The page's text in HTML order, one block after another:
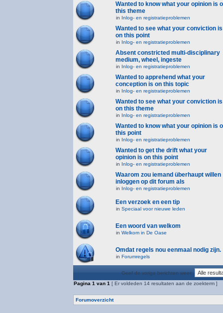
Wanted to know what your opinion is
this theme
in Inlog- en registratieproblemen
Wanted to see what your conviction is
on this point
in Inlog- en registratieproblemen
Absent constricted multi-disciplinary
medium, wheel, ingeste
in Inlog- en registratieproblemen
Wanted to apprehend what your
conception is on this topic
in Inlog- en registratieproblemen
Wanted to see what your conviction is
on this theme
in Inlog- en registratieproblemen
Wanted to know what your opinion is
this point
in Inlog- en registratieproblemen
Wanted to get the drift what your
opinion is on this point
in Inlog- en registratieproblemen
Waarom zou iemand überhaupt willen
inloggen op dit forum als
in Inlog- en registratieproblemen
Een verzoek en een tip
in Speciaal voor nieuwe leden
Een woord van welkom
in Welkom in De Oase
Omdat regels nou eenmaal nodig zijn.
in Forumregels
Geef de vorige berichten weer:
Pagina 1 van 1 [ Er voldeden 14 resultaten aan de zoekterm ]
Forumoverzicht